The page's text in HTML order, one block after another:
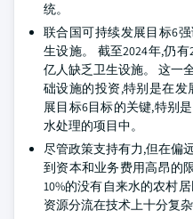
统。
联合国可持续发展目标6
生设施。 截至2024年,仍
亿人缺乏卫生设施。 这一
础设施的投资,特别是在
展目标6目标的关键,特别
水处理的项目中。
尽管政策支持有力,但在偏
到资本和业务费用高昂的
10%的没有自来水的农村
资源分流在技术上十分复